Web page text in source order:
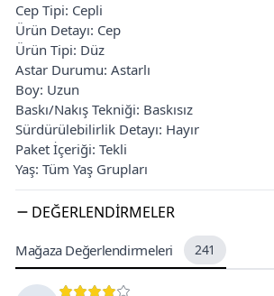
Cep Tipi: Cepli
Ürün Detayı: Cep
Ürün Tipi: Düz
Astar Durumu: Astarlı
Boy: Uzun
Baskı/Nakış Tekniği: Baskısız
Sürdürülebilirlik Detayı: Hayır
Paket İçeriği: Tekli
Yaş: Tüm Yaş Grupları
DEĞERLENDIRMELER
Mağaza Değerlendirmeleri 241